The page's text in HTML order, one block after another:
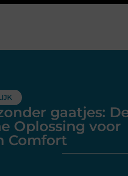
gaatjes:
Oplossing voor
Comfort